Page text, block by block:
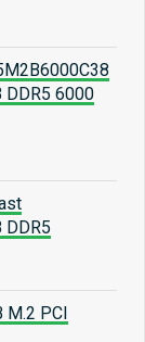
DDR5 6000
DDR5
M.2 PCI